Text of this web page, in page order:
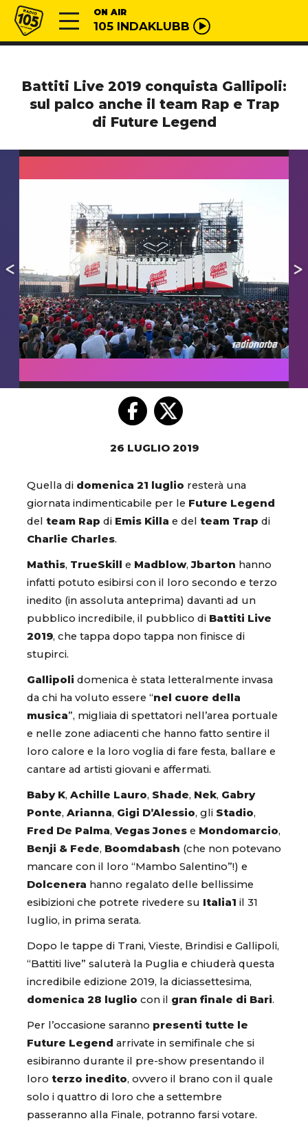
Vai al contenuto
Radio 105 ON AIR
105 INDAKLUBB
Battiti Live 2019 conquista Gallipoli:
sul palco anche il team Rap e Trap
di Future Legend
26 LUGLIO 2019
Quella di domenica 21 luglio resterà una
giornata indimenticabile per le Future Legend
del team Rap di Emis Killa e del team Trap di
Charlie Charles.
Mathis, TrueSkill e Madblow,Jbarton hanno
infatti potuto esibirsi con il loro secondo e terzo
inedito (in assoluta anteprima) davanti ad un
pubblico incredibile, il pubblico di Battiti Live
2019, che tappa dopo tappa non finisce di
stupirci.
Gallipoli domenica è stata letteralmente invasa
da chi ha voluto essere “nel cuore della
musica”, migliaia di spettatori nell’area portuale
e nelle zone adiacenti che hanno fatto sentire il
loro calore e la loro voglia di fare festa, ballare e
cantare ad artisti giovani e affermati.
Baby K, Achille Lauro, Shade, Nek, Gabry
Ponte, Arianna, Gigi D’Alessio, gli Stadio,
Fred De Palma, Vegas Jones e Mondomarcio,
Benji & Fede, Boomdabash (che non potevano
mancare con il loro “Mambo Salentino”!) e
Dolcenera hanno regalato delle bellissime
esibizioni che potrete rivedere su Italia1 il 31
luglio, in prima serata.
Dopo le tappe di Trani, Vieste, Brindisi e Gallipoli,
“Battiti live” saluterà la Puglia e chiuderà questa
incredibile edizione 2019, la diciassettesima,
domenica 28 luglio con il gran finale di Bari.
Per l’occasione saranno presenti tutte le
Future Legend arrivate in semifinale che si
esibiranno durante il pre-show presentando il
loro terzo inedito, ovvero il brano con il quale
solo i quattro di loro che a settembre
passeranno alla Finale, potranno farsi votare.